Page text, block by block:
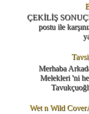
ÇEKİLİŞ
postu ile
Merhaba
Melekleri 'ni
Wet n Wild